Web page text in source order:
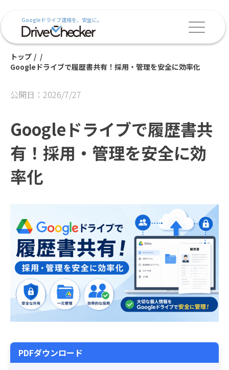
Googleドライブ運用を、安全に。
トップ / /
Googleドライブで履歴書共有！採用・管理を安全に効率化
公開日：2026/7/27
Googleドライブで履歴書共
有！採用・管理を安全に効
率化
PDFダウンロード